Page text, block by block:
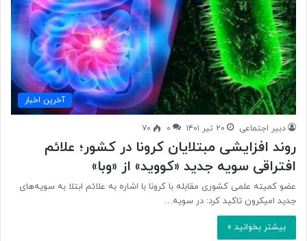
آخرین اخبار
دبیر اجتماعی ۲۰ تیر ۱۴۰۱ ۰ ۷۰
روند افزایشی مبتلایان کرونا در کشور؛ علائم
افتراقی سویه جدید «کووید» از «وبا»
عضو کمیته علمی کشوری مقابله با کرونا با اشاره به علائم ابتلا به سویه‌های
جدید امیکرون تاکید کرد: در سویه…
بیشتر بخوانید »